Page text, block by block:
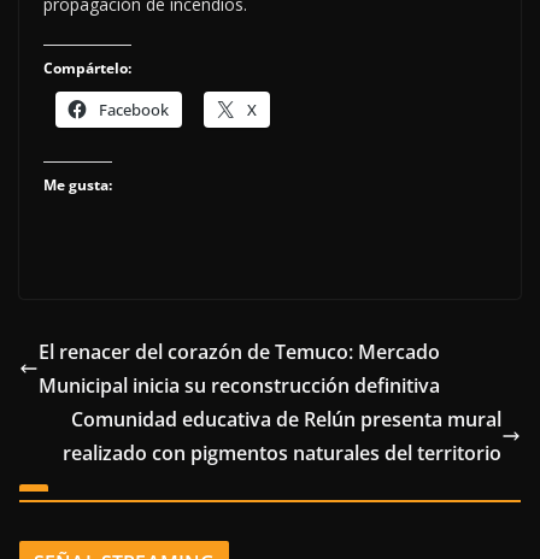
Compártelo:
Facebook X
Me gusta:
El renacer del corazón de Temuco: Mercado
Municipal inicia su reconstrucción definitiva
Comunidad educativa de Relún presenta mural
realizado con pigmentos naturales del territorio